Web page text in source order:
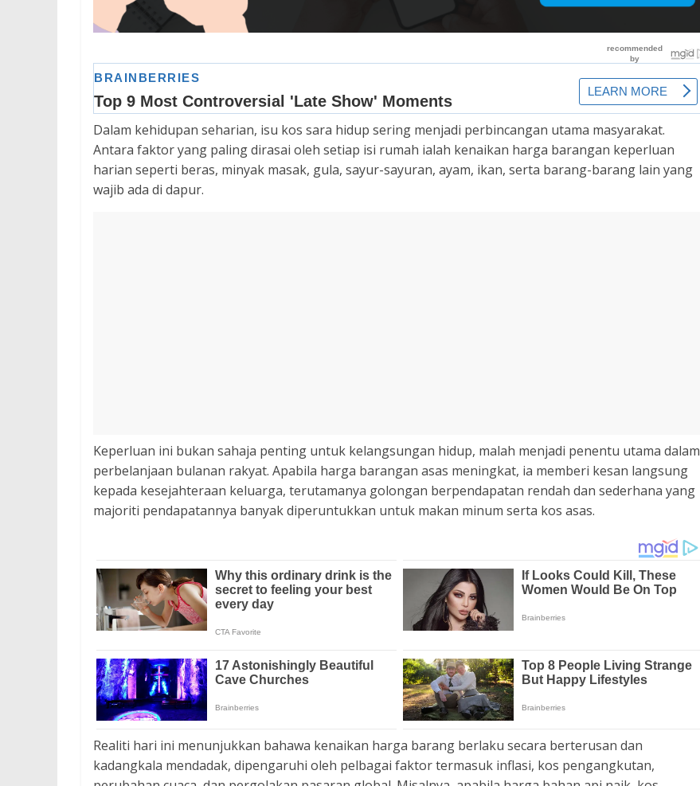
Dalam kehidupan seharian, isu kos sara hidup sering menjadi perbincangan utama masyarakat.
Antara faktor yang paling dirasai oleh setiap isi rumah ialah kenaikan harga barangan keperluan
harian seperti beras, minyak masak, gula, sayur-sayuran, ayam, ikan, serta barang-barang lain yang
wajib ada di dapur.
Keperluan ini bukan sahaja penting untuk kelangsungan hidup, malah menjadi penentu utama dalam
perbelanjaan bulanan rakyat. Apabila harga barangan asas meningkat, ia memberi kesan langsung
kepada kesejahteraan keluarga, terutamanya golongan berpendapatan rendah dan sederhana yang
majoriti pendapatannya banyak diperuntukkan untuk makan minum serta kos asas.
Realiti hari ini menunjukkan bahawa kenaikan harga barang berlaku secara berterusan dan
kadangkala mendadak, dipengaruhi oleh pelbagai faktor termasuk inflasi, kos pengangkutan,